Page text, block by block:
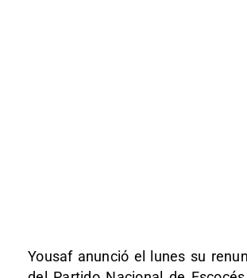
Yousaf anunció el lunes su